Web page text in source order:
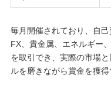
毎月開催されており、自己
FX、貴金属、エネルギー
を取引でき、実際の市場
ルを磨きながら賞金を獲得